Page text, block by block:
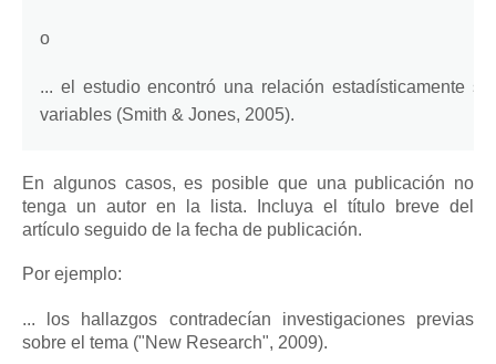
o
... el estudio encontró una relación estadísticamente
variables (Smith & Jones, 2005).
En algunos casos, es posible que una publicación no
tenga un autor en la lista.
Incluya el título breve del
artículo seguido de la fecha de publicación.
Por ejemplo:
... los hallazgos contradecían investigaciones previas
sobre el tema ("New Research", 2009).